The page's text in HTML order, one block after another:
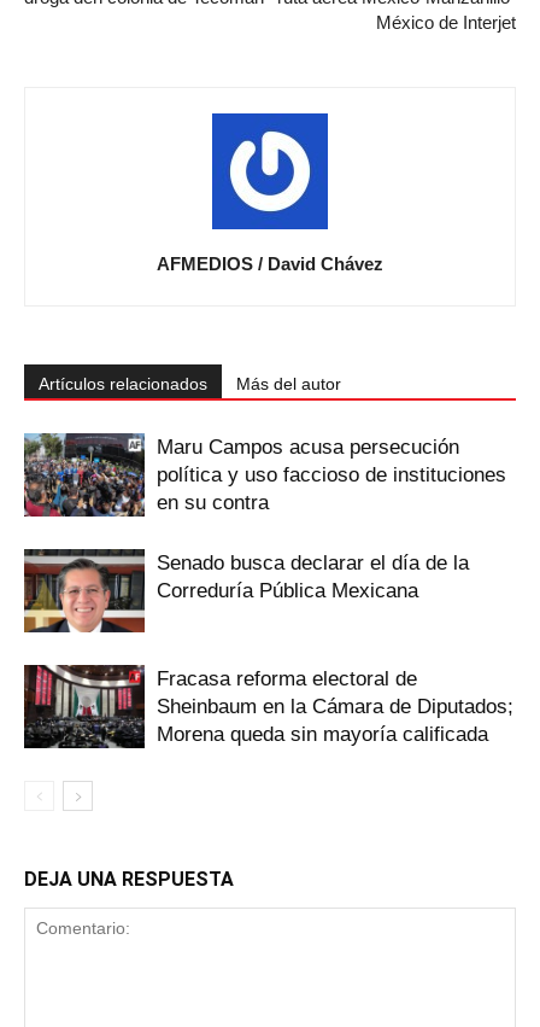
México de Interjet
AFMEDIOS / David Chávez
Artículos relacionados Más del autor
Maru Campos acusa persecución
política y uso faccioso de instituciones
en su contra
Senado busca declarar el día de la
Correduría Pública Mexicana
Fracasa reforma electoral de
Sheinbaum en la Cámara de Diputados;
Morena queda sin mayoría calificada
DEJA UNA RESPUESTA